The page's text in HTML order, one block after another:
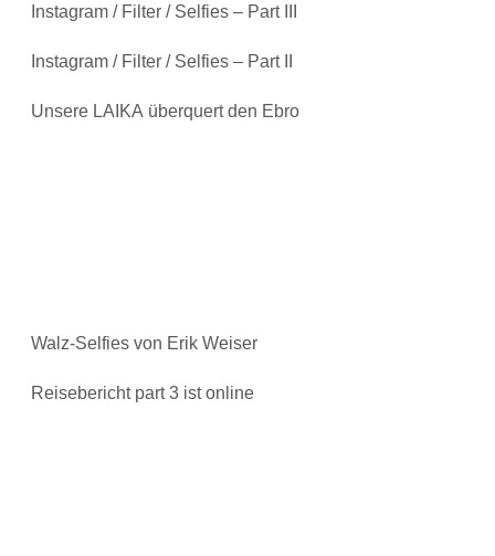
Instagram / Filter / Selfies – Part III
Instagram / Filter / Selfies – Part II
Unsere LAIKA überquert den Ebro
Walz-Selfies von Erik Weiser
Reisebericht part 3 ist online